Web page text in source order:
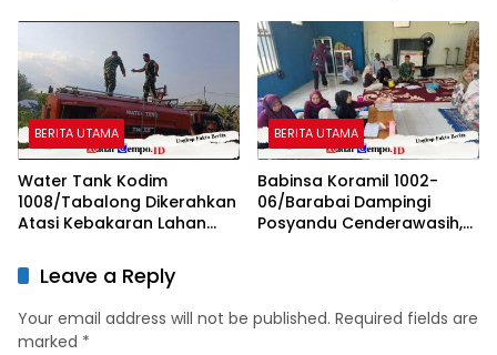
Pemberantasan Korupsi
Justru Melemah
BERITA UTAMA
Water Tank Kodim
1008/Tabalong Dikerahkan
Atasi Kebakaran Lahan
BERITA UTAMA
Babinsa Koramil 1002-
06/Barabai Dampingi
Posyandu Cenderawasih,
Leave a Reply
Your email address will not be published. Required fields are
marked *